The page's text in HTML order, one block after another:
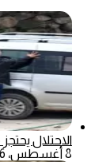
الاحتلال
8 أغسطس، 2026